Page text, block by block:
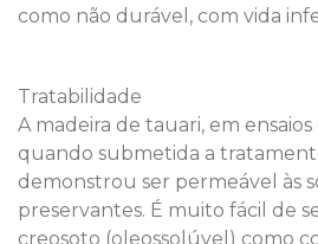
como não durável, com vida
Tratabilidade
A madeira de tauari, em
quando submetida a
demonstrou ser permeável às
preservantes. É muito fácil de
creosoto (oleossolúvel) como